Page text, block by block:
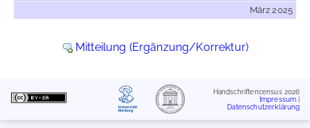
März 2025
Mitteilung (Ergänzung/Korrektur)
Handschriftencensus 2026
Impressum
Datenschutzerklärung